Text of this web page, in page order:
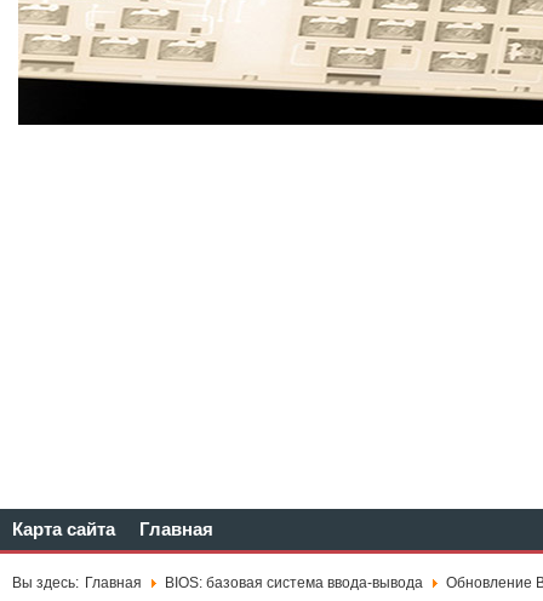
Карта сайта Главная
Вы здесь: Главная BIOS: базовая система ввода-вывода Обновление